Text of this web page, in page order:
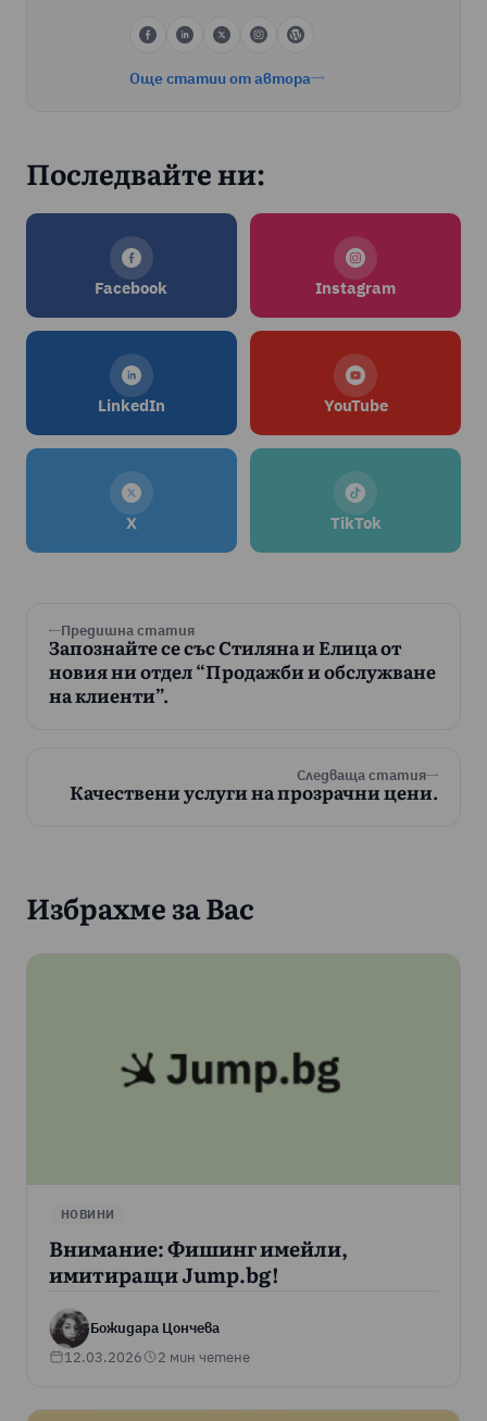
Още статии от автора
Последвайте ни:
Facebook Instagram
LinkedIn YouTube
X TikTok
Предишна статия
Запознайте се със Стиляна и Елица от
новия ни отдел “Продажби и обслужване
на клиенти”.
Следваща статия
Качествени услуги на прозрачни цени.
Избрахме за Вас
НОВИНИ
Внимание: Фишинг имейли,
имитиращи Jump.bg!
Божидара Цончева
12.03.2026 2 мин четене